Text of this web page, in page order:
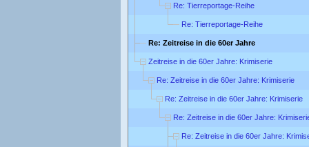
Re: Tierreportage-Reihe
Re: Tierreportage-Reihe
Re: Zeitreise in die 60er Jahre
Zeitreise in die 60er Jahre: Krimiserie
Re: Zeitreise in die 60er Jahre: Krimiserie
Re: Zeitreise in die 60er Jahre: Krimiserie
Re: Zeitreise in die 60er Jahre:
Re: Zeitreise in die 60er Jahre: